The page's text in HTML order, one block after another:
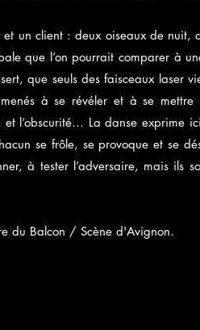
un client : deux oiseaux de nuit,
que l’on pourrait comparer à
que seuls des faisceaux laser
à se révéler et à se
l’obscurité… La danse exprime
se frôle, se provoque et se
à tester l’adversaire, mais ils
du Balcon / Scène d'Avignon.